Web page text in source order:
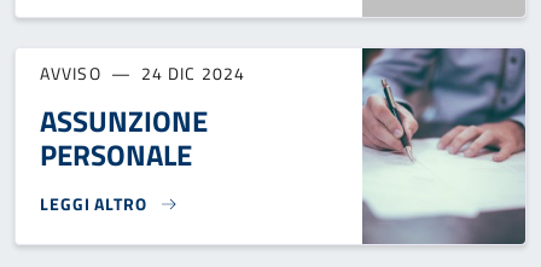
AVVISO 24 DIC 2024
ASSUNZIONE
PERSONALE
LEGGI ALTRO
ASSUNZIONE PERSONALE}